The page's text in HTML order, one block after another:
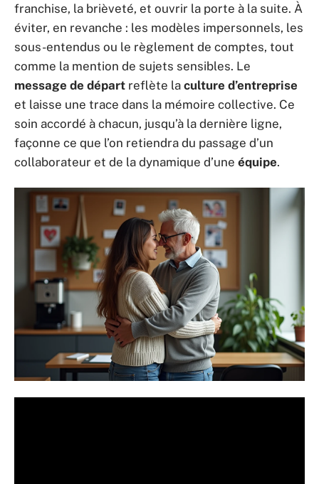
franchise, la brièveté, et ouvrir la porte à la suite. À
éviter, en revanche : les modèles impersonnels, les
sous-entendus ou le règlement de comptes, tout
comme la mention de sujets sensibles. Le
message de départ reflète la culture d’entreprise
et laisse une trace dans la mémoire collective. Ce
soin accordé à chacun, jusqu’à la dernière ligne,
façonne ce que l’on retiendra du passage d’un
collaborateur et de la dynamique d’une équipe.